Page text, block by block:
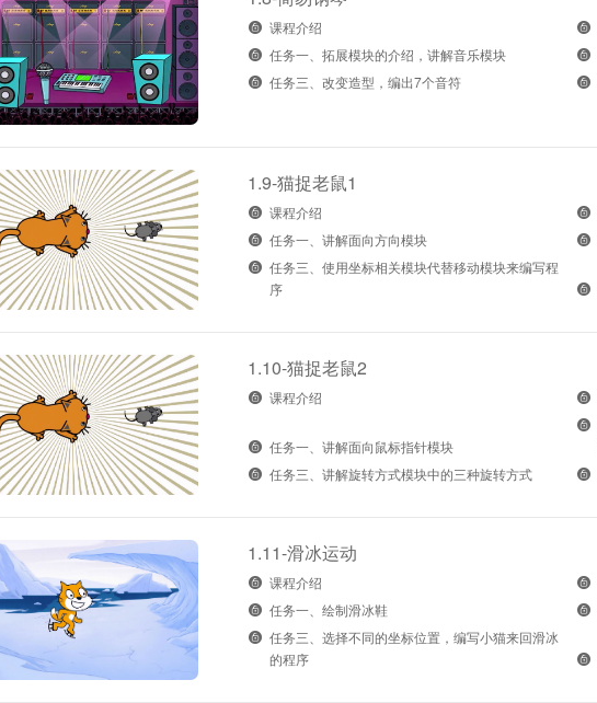
课程介绍
任务一、拓展模块的介绍，讲解音乐模块
任务三、改变造型，编出7个音符
1.9-猫捉老鼠1
课程介绍
任务一、讲解面向方向模块
任务三、使用坐标相关模块代替移动模块来编写程
序
1.10-猫捉老鼠2
课程介绍
任务一、讲解面向鼠标指针模块
任务三、讲解旋转方式模块中的三种旋转方式
1.11-滑冰运动
课程介绍
任务一、绘制滑冰鞋
任务三、选择不同的坐标位置，编写小猫来回滑冰
的程序